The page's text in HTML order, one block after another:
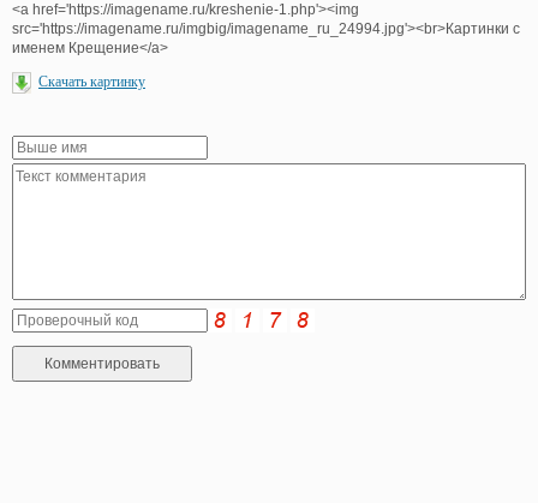
<a href='https://imagename.ru/kreshenie-1.php'><img
src='https://imagename.ru/imgbig/imagename_ru_24994.jpg'><br>Картинки с
именем Крещение</a>
Скачать картинку